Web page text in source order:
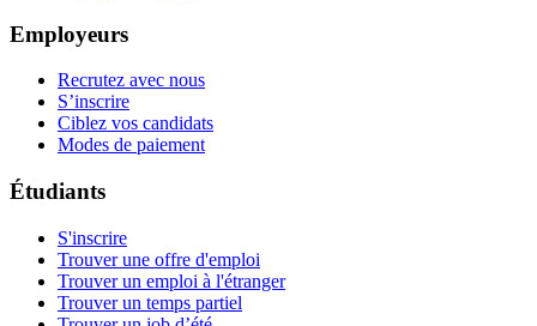
Employeurs
Recrutez avec nous
S’inscrire
Ciblez vos candidats
Modes de paiement
Étudiants
S'inscrire
Trouver une offre d'emploi
Trouver un emploi à l'étranger
Trouver un temps partiel